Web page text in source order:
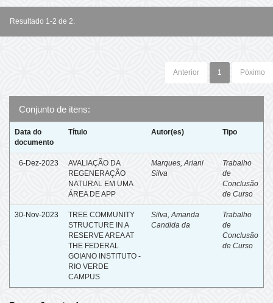
Resultado 1-2 de 2.
Anterior 1 Póximo
Conjunto de itens:
Data do
documento
Título Autor(es) Tipo
6-Dez-2023
AVALIAÇÃO DA
REGENERAÇÃO
NATURAL EM UMA
ÁREA DE APP
Marques, Ariani
Silva
Trabalho
de
Conclusão
de Curso
30-Nov-2023
TREE COMMUNITY
STRUCTURE IN A
RESERVE AREA AT
THE FEDERAL
GOIANO INSTITUTO -
RIO VERDE
CAMPUS
Silva, Amanda
Candida da
Trabalho
de
Conclusão
de Curso